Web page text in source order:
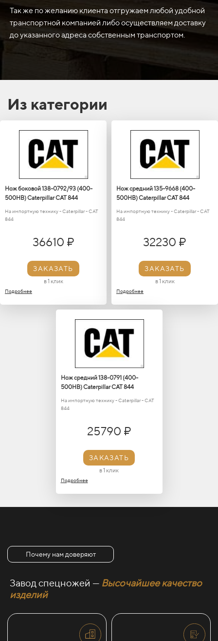
Так же по желанию клиента отгружаем любой удобной
транспортной компанией либо осуществляем доставку
до указанного адреса собственным транспортом.
Из категории
Нож боковой 138-0792/93 (400-
500HB) Caterpillar САТ 844
На импортную технику - Caterpillar - САТ
844
36610 ₽
ЗАКАЗАТЬ
в 1 клик
Подробнее
Нож средний 135-9668 (400-
500HB) Caterpillar САТ 844
На импортную технику - Caterpillar - САТ
844
32230 ₽
ЗАКАЗАТЬ
в 1 клик
Подробнее
Нож средний 138-0791 (400-
500HB) Caterpillar САТ 844
На импортную технику - Caterpillar - САТ
844
25790 ₽
ЗАКАЗАТЬ
в 1 клик
Подробнее
Почему нам доверяют
Завод спецножей — Высочайшее качество
изделий